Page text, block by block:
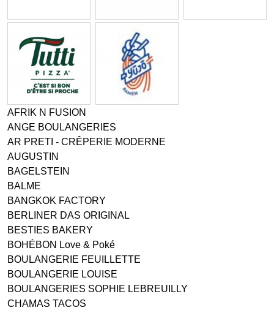
AFRIK N FUSION
ANGE BOULANGERIES
AR PRETI - CRÊPERIE MODERNE
AUGUSTIN
BAGELSTEIN
BALME
BANGKOK FACTORY
BERLINER DAS ORIGINAL
BESTIES BAKERY
BOHÉBON Love & Poké
BOULANGERIE FEUILLETTE
BOULANGERIE LOUISE
BOULANGERIES SOPHIE LEBREUILLY
CHAMAS TACOS